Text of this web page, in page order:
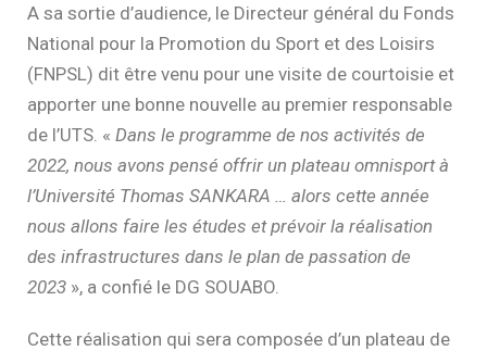
A sa sortie d’audience, le Directeur général du Fonds
National pour la Promotion du Sport et des Loisirs
(FNPSL) dit être venu pour une visite de courtoisie et
apporter une bonne nouvelle au premier responsable
de l’UTS. « Dans le programme de nos activités de
2022, nous avons pensé offrir un plateau omnisport à
l’Université Thomas SANKARA … alors cette année
nous allons faire les études et prévoir la réalisation
des infrastructures dans le plan de passation de
2023 », a confié le DG SOUABO.
Cette réalisation qui sera composée d’un plateau de